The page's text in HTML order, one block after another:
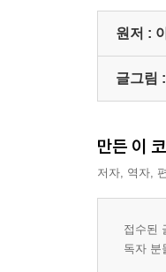
원저 :
글그림 :
만든 이
저자, 역자,
접수된
독자 분